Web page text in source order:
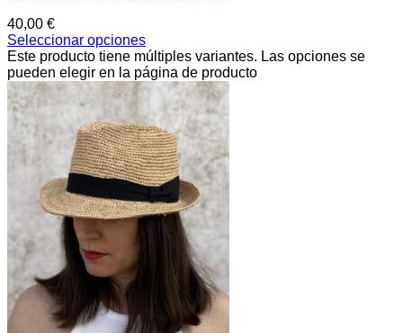
40,00 €
Seleccionar opciones
Este producto tiene múltiples variantes. Las opciones se
pueden elegir en la página de producto